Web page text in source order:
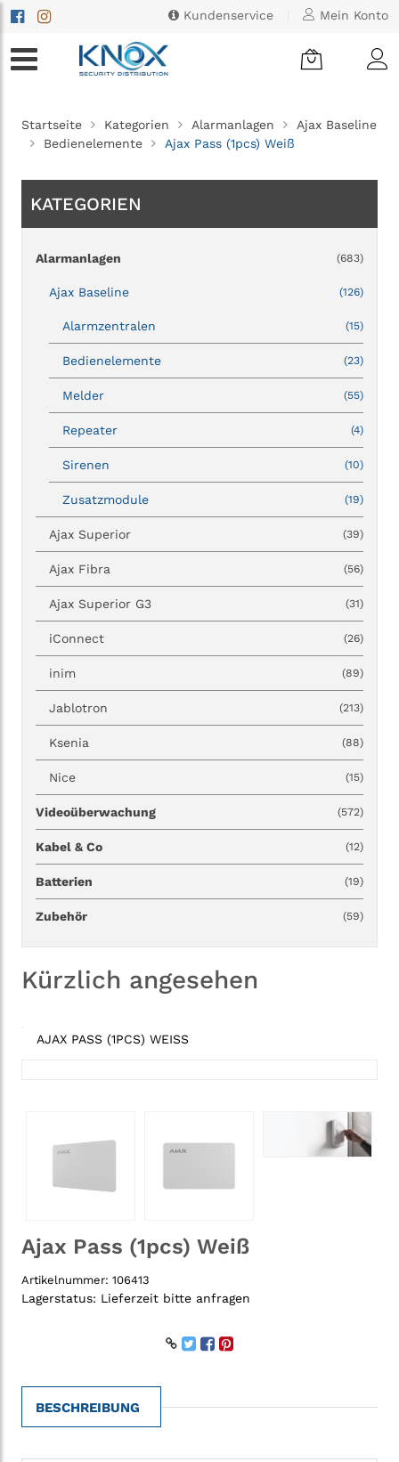
Kundenservice Mein Konto
Startseite Kategorien Alarmanlagen
Ajax Baseline
Bedienelemente
Ajax Pass (1pcs) Weiß
KATEGORIEN
Alarmanlagen (683)
Ajax Baseline (126)
Alarmzentralen (15)
Bedienelemente (23)
Melder (55)
Repeater (4)
Sirenen (10)
Zusatzmodule (19)
Ajax Superior (39)
Ajax Fibra (56)
Ajax Superior G3 (31)
iConnect (26)
inim (89)
Jablotron (213)
Ksenia (88)
Nice (15)
Videoüberwachung (572)
Kabel & Co (12)
Batterien (19)
Zubehör (59)
Kürzlich angesehen
AJAX PASS (1PCS) WEISS
Ajax Pass (1pcs) Weiß
Artikelnummer: 106413
Lagerstatus: Lieferzeit bitte anfragen
BESCHREIBUNG